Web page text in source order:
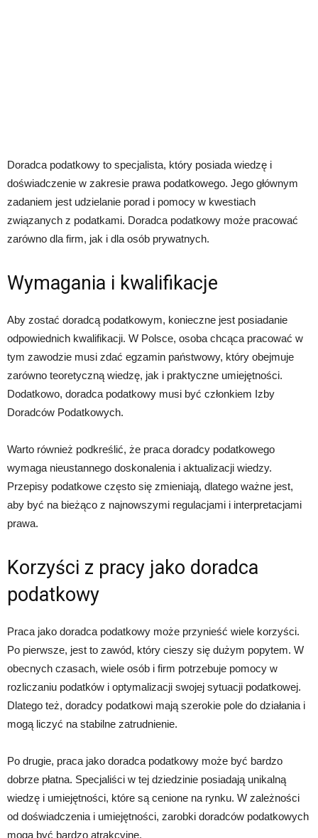
Doradca podatkowy to specjalista, który posiada wiedzę i
doświadczenie w zakresie prawa podatkowego. Jego głównym
zadaniem jest udzielanie porad i pomocy w kwestiach
związanych z podatkami. Doradca podatkowy może pracować
zarówno dla firm, jak i dla osób prywatnych.
Wymagania i kwalifikacje
Aby zostać doradcą podatkowym, konieczne jest posiadanie
odpowiednich kwalifikacji. W Polsce, osoba chcąca pracować w
tym zawodzie musi zdać egzamin państwowy, który obejmuje
zarówno teoretyczną wiedzę, jak i praktyczne umiejętności.
Dodatkowo, doradca podatkowy musi być członkiem Izby
Doradców Podatkowych.
Warto również podkreślić, że praca doradcy podatkowego
wymaga nieustannego doskonalenia i aktualizacji wiedzy.
Przepisy podatkowe często się zmieniają, dlatego ważne jest,
aby być na bieżąco z najnowszymi regulacjami i interpretacjami
prawa.
Korzyści z pracy jako doradca
podatkowy
Praca jako doradca podatkowy może przynieść wiele korzyści.
Po pierwsze, jest to zawód, który cieszy się dużym popytem. W
obecnych czasach, wiele osób i firm potrzebuje pomocy w
rozliczaniu podatków i optymalizacji swojej sytuacji podatkowej.
Dlatego też, doradcy podatkowi mają szerokie pole do działania i
mogą liczyć na stabilne zatrudnienie.
Po drugie, praca jako doradca podatkowy może być bardzo
dobrze płatna. Specjaliści w tej dziedzinie posiadają unikalną
wiedzę i umiejętności, które są cenione na rynku. W zależności
od doświadczenia i umiejętności, zarobki doradców podatkowych
mogą być bardzo atrakcyjne.